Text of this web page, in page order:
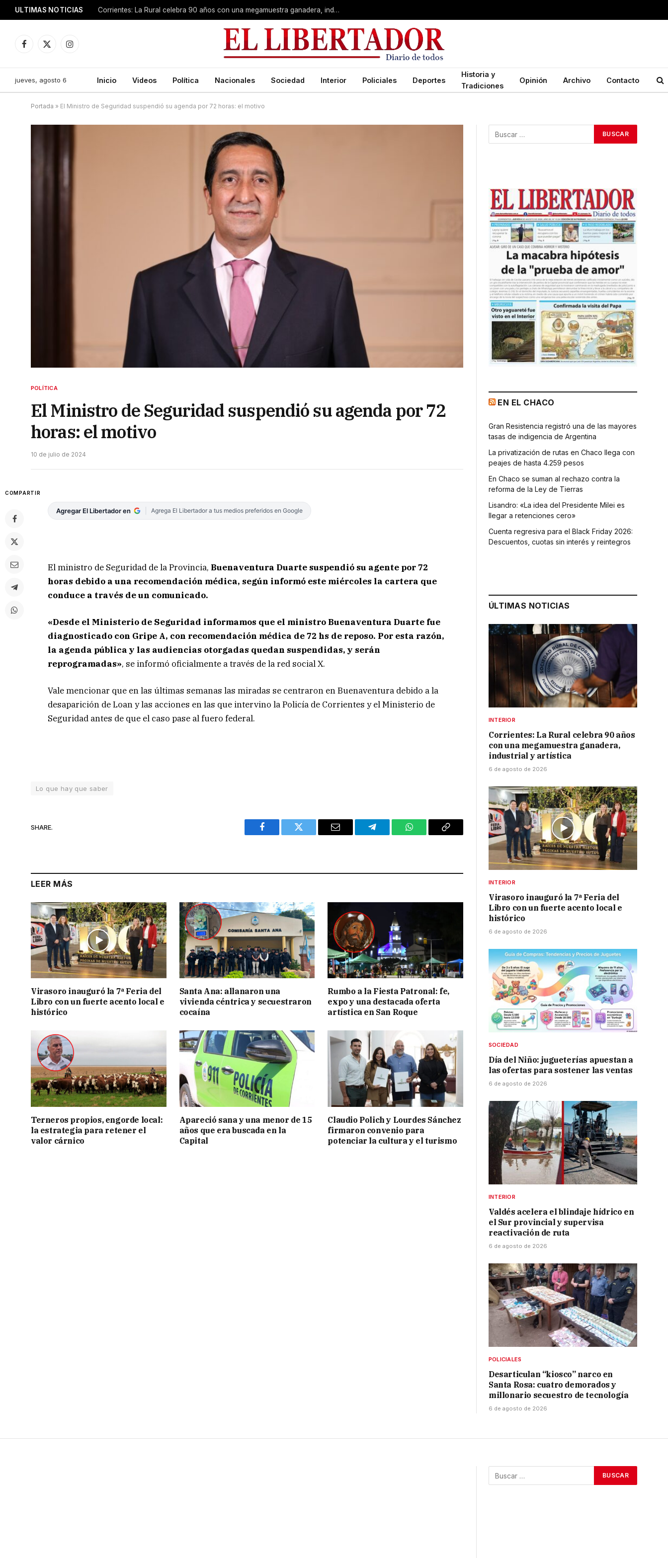
ULTIMAS NOTICIAS Corrientes: La Rural celebra 90 años con una megamuestra ganadera, industrial y artística
Facebook
X
Instagram
jueves, agosto 6 Inicio Videos Política Nacionales Sociedad Interior Policiales Deportes
Historia y
Tradiciones
Opinión Archivo Contacto
Portada » El Ministro de Seguridad suspendió su agenda por 72 horas: el motivo
POLÍTICA
El Ministro de Seguridad suspendió su agenda por 72
horas: el motivo
10 de julio de 2024
COMPARTIR
Agregar El Libertador en Agrega El Libertador a tus medios preferidos en Google
El ministro de Seguridad de la Provincia, Buenaventura Duarte suspendió su agente por 72
horas debido a una recomendación médica, según informó este miércoles la cartera que
conduce a través de un comunicado.
«Desde el Ministerio de Seguridad informamos que el ministro Buenaventura Duarte fue
diagnosticado con Gripe A, con recomendación médica de 72 hs de reposo. Por esta razón,
la agenda pública y las audiencias otorgadas quedan suspendidas, y serán
reprogramadas», se informó oficialmente a través de la red social X.
Vale mencionar que en las últimas semanas las miradas se centraron en Buenaventura debido a la
desaparición de Loan y las acciones en las que intervino la Policía de Corrientes y el Ministerio de
Seguridad antes de que el caso pase al fuero federal.
Lo que hay que saber
SHARE.
Facebook Twitter Email Telegram WhatsAppCopy
LEER MÁS
Virasoro inauguró la 7ª Feria del
Libro con un fuerte acento local e
histórico
Santa Ana: allanaron una
vivienda céntrica y secuestraron
cocaína
Rumbo a la Fiesta Patronal: fe,
expo y una destacada oferta
artística en San Roque
Terneros propios, engorde local:
la estrategia para retener el
valor cárnico
Apareció sana y una menor de 15
años que era buscada en la
Capital
Claudio Polich y Lourdes Sánchez
firmaron convenio para
potenciar la cultura y el turismo
EN EL CHACO
Gran Resistencia registró una de las mayores
tasas de indigencia de Argentina
La privatización de rutas en Chaco llega con
peajes de hasta 4.259 pesos
En Chaco se suman al rechazo contra la
reforma de la Ley de Tierras
Lisandro: «La idea del Presidente Milei es
llegar a retenciones cero»
Cuenta regresiva para el Black Friday 2026:
Descuentos, cuotas sin interés y reintegros
ÚLTIMAS NOTICIAS
INTERIOR
Corrientes: La Rural celebra 90 años
con una megamuestra ganadera,
industrial y artística
6 de agosto de 2026
INTERIOR
Virasoro inauguró la 7ª Feria del
Libro con un fuerte acento local e
histórico
6 de agosto de 2026
SOCIEDAD
Día del Niño: jugueterías apuestan a
las ofertas para sostener las ventas
6 de agosto de 2026
INTERIOR
Valdés acelera el blindaje hídrico en
el Sur provincial y supervisa
reactivación de ruta
6 de agosto de 2026
POLICIALES
Desarticulan “kiosco” narco en
Santa Rosa: cuatro demorados y
millonario secuestro de tecnología
6 de agosto de 2026